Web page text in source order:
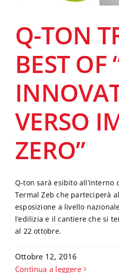
Q-TON
BEST OF
VERSO
ZERO”
Q-ton sarà esibito all’interno
Termal Zeb che parteciperà
esposizione a livello
l’edilizia e il cantiere che si
al 22 ottobre.
Ottobre 12, 2016
Continua a leggere